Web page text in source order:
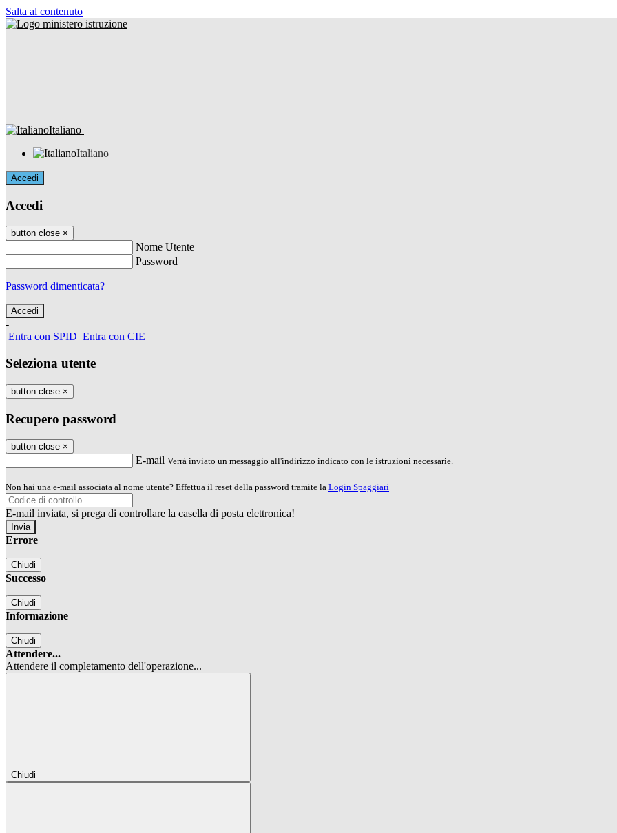
Salta al contenuto
Italiano
Italiano
Accedi
Accedi
button close ×
Nome Utente
Password
Password dimenticata?
-
Entra con SPID Entra con CIE
Seleziona utente
button close ×
Recupero password
button close ×
E-mail Verrà inviato un messaggio all'indirizzo indicato con le istruzioni necessarie.
Non hai una e-mail associata al nome utente? Effettua il reset della password tramite la Login Spaggiari
E-mail inviata, si prega di controllare la casella di posta elettronica!
Errore
Chiudi
Successo
Chiudi
Informazione
Chiudi
Attendere...
Attendere il completamento dell'operazione...
Chiudi